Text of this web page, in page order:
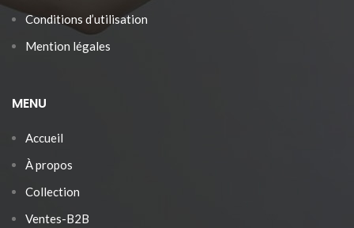
Conditions d’utilisation
Mention légales
MENU
Accueil
À propos
Collection
Ventes-B2B